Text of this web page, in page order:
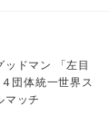
ドマン 「左目
団体統一世界ス
マッチ